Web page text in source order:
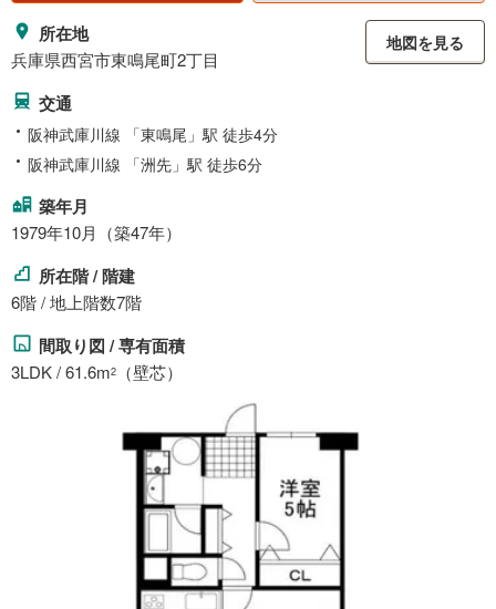
所在地
兵庫県西宮市東鳴尾町2丁目
地図を見る
交通
阪神武庫川線 「東鳴尾」駅 徒歩4分
阪神武庫川線 「洲先」駅 徒歩6分
築年月
1979年10月（築47年）
所在階 / 階建
6階 / 地上階数7階
間取り図 / 専有面積
3LDK / 61.6m2 （壁芯）